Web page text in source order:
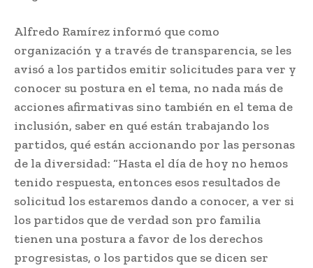
Alfredo Ramírez informó que como
organización y a través de transparencia, se les
avisó a los partidos emitir solicitudes para ver y
conocer su postura en el tema, no nada más de
acciones afirmativas sino también en el tema de
inclusión, saber en qué están trabajando los
partidos, qué están accionando por las personas
de la diversidad: “Hasta el día de hoy no hemos
tenido respuesta, entonces esos resultados de
solicitud los estaremos dando a conocer, a ver si
los partidos que de verdad son pro familia
tienen una postura a favor de los derechos
progresistas, o los partidos que se dicen ser